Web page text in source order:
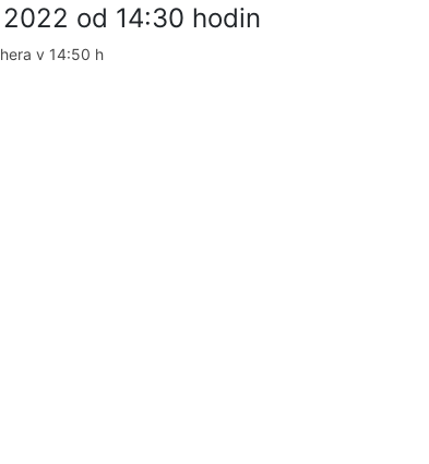
od 14:30 hodin
v 14:50 h